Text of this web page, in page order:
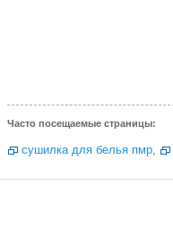
Часто посещаемые страницы:
сушилка для белья пмр,